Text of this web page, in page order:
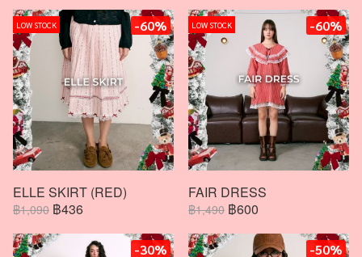
LOW STOCK -60%
ELLE SKIRT (RED)
฿1,090 ฿436
LOW STOCK -60%
FAIR DRESS
฿1,490 ฿600
-30% -50%